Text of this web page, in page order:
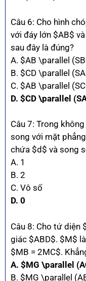
Câu 6: Cho hình
với đáy lớn $AB$
sau đây là đúng?
A. $AB \parallel
B. $CD \parallel
C. $AB \parallel
D. $CD \parallel
Câu 7: Trong
song với mặt
chứa $d$ và song
A. 1
B. 2
C. Vô số
D. 0
Câu 8: Cho tứ diện
giác $ABD$. $M$
$MB = 2MC$.
A. $MG \parallel
B. $MG \parallel